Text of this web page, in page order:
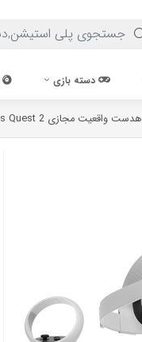
دسته بازی
هدست واقعیت مجازی Oculus Quest 2 _ ظرفیت 256 گیگابایت